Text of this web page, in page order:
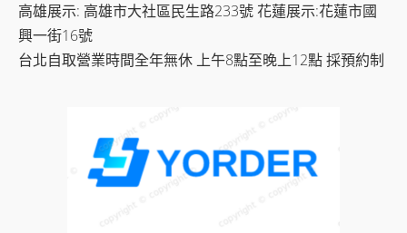
高雄展示: 高雄市大社區民生路233號 花蓮展示:花蓮市國
興一街16號
台北自取營業時間全年無休 上午8點至晚上12點 採預約制